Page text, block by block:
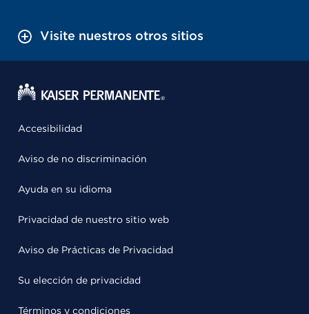
Visite nuestros otros sitios
Accesibilidad
Aviso de no discriminación
Ayuda en su idioma
Privacidad de nuestro sitio web
Aviso de Prácticas de Privacidad
Su elección de privacidad
Términos y condiciones